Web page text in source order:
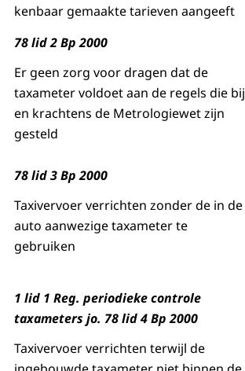
kenbaar gemaakte tarieven aangeeft
78 lid 2 Bp 2000
Er geen zorg voor dragen dat de
taxameter voldoet aan de regels die bij
en krachtens de Metrologiewet zijn
gesteld
78 lid 3 Bp 2000
Taxivervoer verrichten zonder de in de
auto aanwezige taxameter te
gebruiken
1 lid 1 Reg. periodieke controle
taxameters jo. 78 lid 4 Bp 2000
Taxivervoer verrichten terwijl de